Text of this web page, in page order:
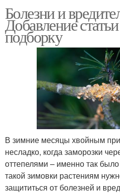
Болезни и
Добавление
подборку
В зимние месяцы хвойным
несладко, когда заморозки
оттепелями – именно так
такой зимовки растениям
защититься от болезней и